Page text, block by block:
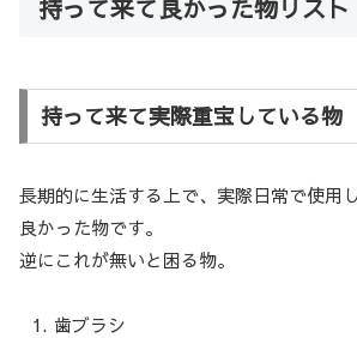
持って来て良かった物リスト
持って来て実際重宝している物
長期的に生活する上で、実際日常で使用
良かった物です。
逆にこれが無いと困る物。
歯ブラシ